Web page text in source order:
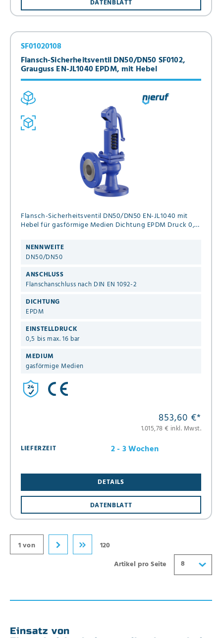
DATENBLATT
Flansch-Sicherheitsventil DN50/DN50 SF0102,
Grauguss EN-JL1040 EPDM, mit Hebel
SF01020108
Flansch-Sicherheitsventil DN50/DN50 EN-JL1040 mit
Hebel für gasförmige Medien Dichtung EPDM Druck 0,5
NENNWEITE
DN50/DN50
ANSCHLUSS
Flanschanschluss nach DIN EN 1092-2
DICHTUNG
EPDM
EINSTELLDRUCK
0,5 bis max. 16 bar
MEDIUM
gasförmige Medien
853,60 €*
1.015,78 € inkl. Mwst.
LIEFERZEIT
2 - 3 Wochen
DETAILS
DATENBLATT
1 von
120
Artikel pro Seite
8
32
Einsatz von